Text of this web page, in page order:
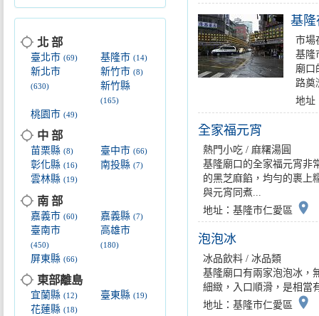
location_searching 北 部
臺北市 (69) 基隆市(14)
新北市
(630)
新竹市(8)
新竹縣
(165)
桃園市 (49)
location_searching 中 部
苗栗縣 (8) 臺中市(66)
彰化縣 (16) 南投縣(7)
雲林縣 (19)
location_searching 南 部
嘉義市 (60) 嘉義縣(7)
臺南市
(450)
高雄市
(180)
屏東縣 (66)
location_searching 東部離島
宜蘭縣 (12) 臺東縣(19)
花蓮縣 (18)
基隆
市場
基隆
廟口
路奠
地址
全家福元宵
熱門小吃 / 麻糬湯圓
基隆廟口的全家福元宵非
的黑芝麻餡，均勻的裹上
與元宵同煮...
地址：基隆市仁愛區
place
泡泡冰
冰品飲料 / 冰品類
基隆廟口有兩家泡泡冰，
細緻，入口順滑，是相當
地址：基隆市仁愛區
place